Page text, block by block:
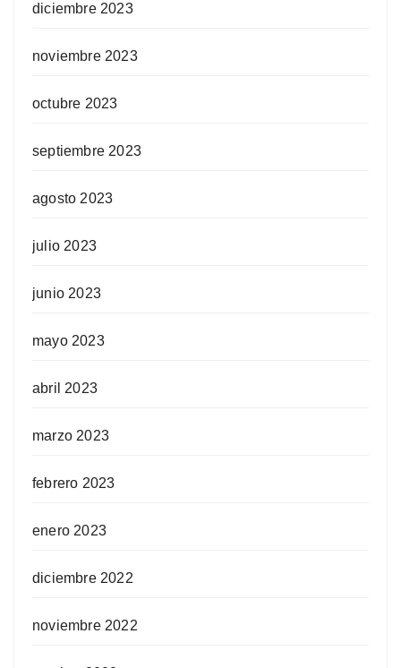
diciembre 2023
noviembre 2023
octubre 2023
septiembre 2023
agosto 2023
julio 2023
junio 2023
mayo 2023
abril 2023
marzo 2023
febrero 2023
enero 2023
diciembre 2022
noviembre 2022